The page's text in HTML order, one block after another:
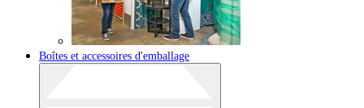
Boîtes et accessoires d'emballage